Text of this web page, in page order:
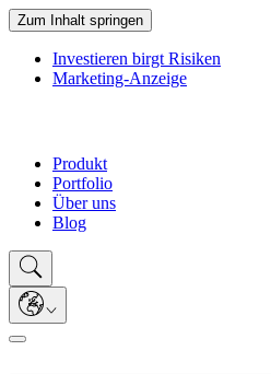
Zum Inhalt springen
Investieren birgt Risiken
Marketing-Anzeige
Produkt
Portfolio
Über uns
Blog